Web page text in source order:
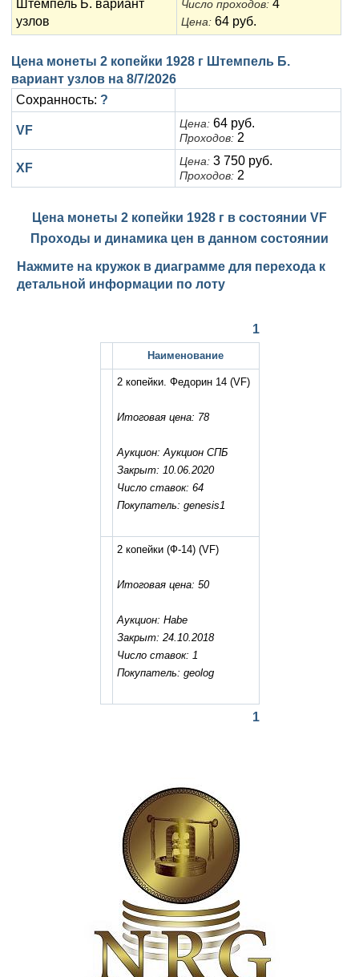
Ливонезы
Альбертусталер
Петр I (1682-1725)
Золото
Медь
Штемпель Б. вариант
узлов
Число проходов: 4
Цена: 64 руб.
Цена монеты 2 копейки 1928 г Штемпель Б.
вариант узлов на 8/7/2026
Сохранность: ?
VF Цена: 64 руб.
Проходов: 2
XF Цена: 3 750 руб.
Проходов: 2
Цена монеты 2 копейки 1928 г в состоянии VF
Проходы и динамика цен в данном состоянии
Нажмите на кружок в диаграмме для перехода к
детальной информации по лоту
1
Наименование
2 копейки. Федорин 14 (VF)
Итоговая цена: 78
Аукцион: Аукцион СПБ
Закрыт: 10.06.2020
Число ставок: 64
Покупатель: genesis1
2 копейки (Ф-14)(VF)
Итоговая цена: 50
Аукцион: Habe
Закрыт: 24.10.2018
Число ставок: 1
Покупатель: geolog
1